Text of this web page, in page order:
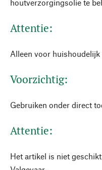
houtverzorgingsolie te
Attentie:
Alleen voor huishoudelijk
Voorzichtig:
Gebruiken onder direct
Attentie:
Het artikel is niet